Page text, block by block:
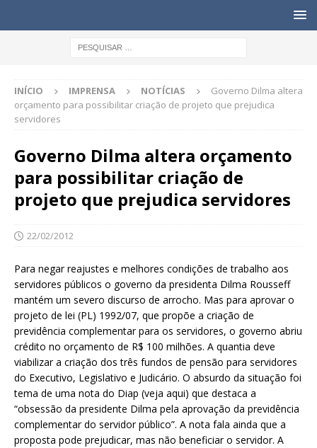
INÍCIO IMPRENSA NOTÍCIAS
Governo Dilma altera
orçamento para possibilitar criação de projeto que prejudica
servidores
Governo Dilma altera orçamento
para possibilitar criação de
projeto que prejudica servidores
22/02/2012
Para negar reajustes e melhores condições de trabalho aos
servidores públicos o governo da presidenta Dilma Rousseff
mantém um severo discurso de arrocho. Mas para aprovar o
projeto de lei (PL) 1992/07, que propõe a criação de
previdência complementar para os servidores, o governo abriu
crédito no orçamento de R$ 100 milhões. A quantia deve
viabilizar a criação dos três fundos de pensão para servidores
do Executivo, Legislativo e Judicário. O absurdo da situação foi
tema de uma nota do Diap (veja aqui) que destaca a
“obsessão da presidente Dilma pela aprovação da previdência
complementar do servidor público”. A nota fala ainda que a
proposta pode prejudicar, mas não beneficiar o servidor. A